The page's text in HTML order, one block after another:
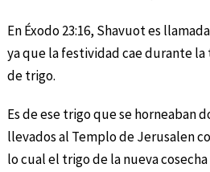
En Éxodo 23:16, Shavuot es
ya que la festividad cae durante
de trigo.
Es de ese trigo que se horneaban
llevados al Templo de Jerusalen
lo cual el trigo de la nueva